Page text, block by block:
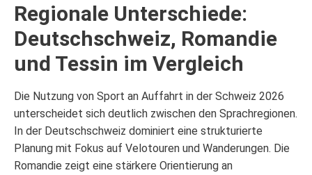
Regionale Unterschiede:
Deutschschweiz, Romandie
und Tessin im Vergleich
Die Nutzung von Sport an Auffahrt in der Schweiz 2026
unterscheidet sich deutlich zwischen den Sprachregionen.
In der Deutschschweiz dominiert eine strukturierte
Planung mit Fokus auf Velotouren und Wanderungen. Die
Romandie zeigt eine stärkere Orientierung an